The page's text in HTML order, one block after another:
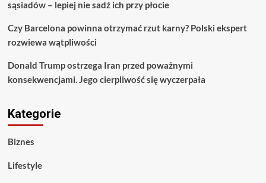
sąsiadów – lepiej nie sadź ich przy płocie
Czy Barcelona powinna otrzymać rzut karny? Polski ekspert
rozwiewa wątpliwości
Donald Trump ostrzega Iran przed poważnymi
konsekwencjami. Jego cierpliwość się wyczerpała
Kategorie
Biznes
Lifestyle